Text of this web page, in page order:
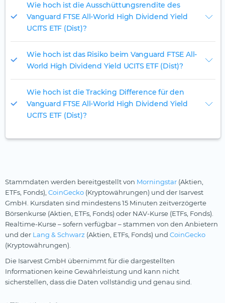
Wie hoch ist die Ausschüttungsrendite des
Vanguard FTSE All-World High Dividend Yield
UCITS ETF (Dist)?
Wie hoch ist das Risiko beim Vanguard FTSE All-
World High Dividend Yield UCITS ETF (Dist)?
Wie hoch ist die Tracking Difference für den
Vanguard FTSE All-World High Dividend Yield
UCITS ETF (Dist)?
Stammdaten werden bereitgestellt von Morningstar (Aktien,
ETFs, Fonds), CoinGecko (Kryptowährungen) und der Isarvest
GmbH. Kursdaten sind mindestens 15 Minuten zeitverzögerte
Börsenkurse (Aktien, ETFs, Fonds) oder NAV-Kurse (ETFs, Fonds).
Realtime-Kurse – sofern verfügbar – stammen von den Anbietern
und der Lang & Schwarz (Aktien, ETFs, Fonds) und CoinGecko
(Kryptowährungen).
Die Isarvest GmbH übernimmt für die dargestellten
Informationen keine Gewährleistung und kann nicht
sicherstellen, dass die Daten vollständig und genau sind.